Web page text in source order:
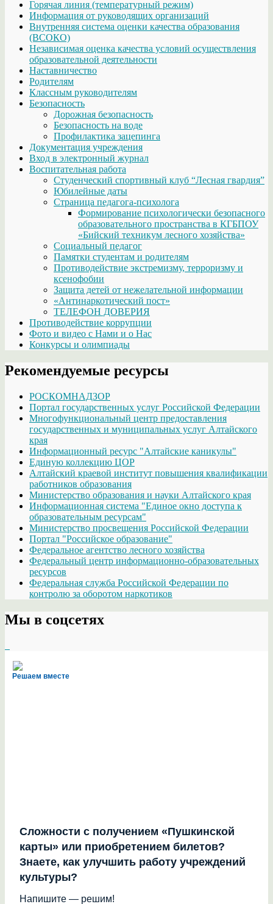
Горячая линия (температурный режим)
Информация от руководящих организаций
Внутренняя система оценки качества образования
(ВСОКО)
Независимая оценка качества условий осуществления
образовательной деятельности
Наставничество
Родителям
Классным руководителям
Безопасность
Дорожная безопасность
Безопасность на воде
Профилактика зацепинга
Документация учреждения
Вход в электронный журнал
Воспитательная работа
Студенческий спортивный клуб “Лесная гвардия”
Юбилейные даты
Страница педагога-психолога
Формирование психологически безопасного
образовательного пространства в КГБПОУ
«Бийский техникум лесного хозяйства»
Социальный педагог
Памятки студентам и родителям
Противодействие экстремизму, терроризму и
ксенофобии
Защита детей от нежелательной информации
«Антинаркотический пост»
ТЕЛЕФОН ДОВЕРИЯ
Противодействие коррупции
Фото и видео с Нами и о Нас
Конкурсы и олимпиады
Рекомендуемые ресурсы
РОСКОМНАДЗОР
Портал государственных услуг Российской Федерации
Многофункциональный центр предоставления
государственных и муниципальных услуг Алтайского
края
Информационный ресурс "Алтайские каникулы"
Единую коллекцию ЦОР
Алтайский краевой институт повышения квалификации
работников образования
Министерство образования и науки Алтайского края
Информационная система "Единое окно доступа к
образовательным ресурсам"
Министерство просвещения Российской Федерации
Портал "Российское образование"
Федеральное агентство лесного хозяйства
Федеральный центр информационно-образовательных
ресурсов
Федеральная служба Российской Федерации по
контролю за оборотом наркотиков
Мы в соцсетях
Решаем вместе
Сложности с получением «Пушкинской
карты» или приобретением билетов?
Знаете, как улучшить работу учреждений
культуры?
Напишите — решим!